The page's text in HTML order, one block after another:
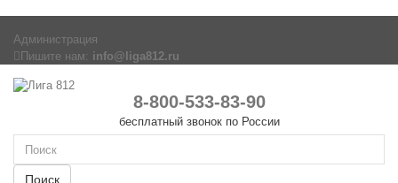
Администрация
Пишите нам: info@liga812.ru
8-800-533-83-90
бесплатный звонок по России
Поиск